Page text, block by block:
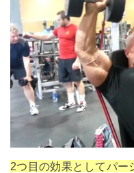
2つ目の効果としてパー